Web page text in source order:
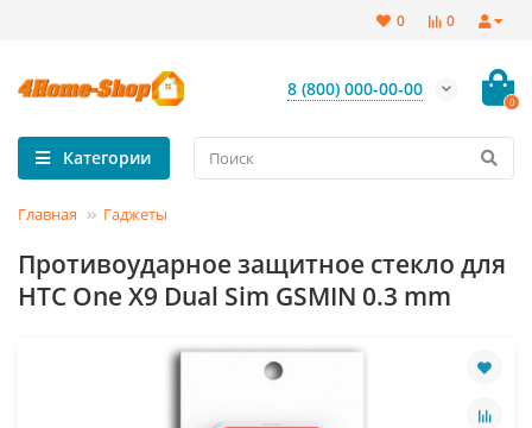
0
0
8 (800) 000-00-00
0
Категории
Главная Гаджеты
Противоударное защитное стекло для
HTC One X9 Dual Sim GSMIN 0.3 mm